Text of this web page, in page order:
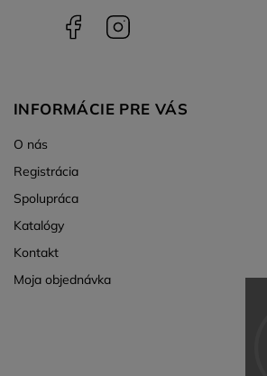
Facebook
INFORMÁCIE PRE VÁS
O nás
Registrácia
Spolupráca
Katalógy
Kontakt
Moja objednávka